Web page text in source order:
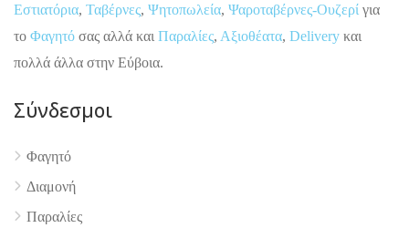
4.9
Εστιατόρια, Ταβέρνες, Ψητοπωλεία, Ψαροταβέρνες-Ουζερί για
το Φαγητό σας αλλά και Παραλίες, Αξιοθέατα, Delivery και
πολλά άλλα στην Εύβοια.
Σύνδεσμοι
Φαγητό
Διαμονή
Παραλίες